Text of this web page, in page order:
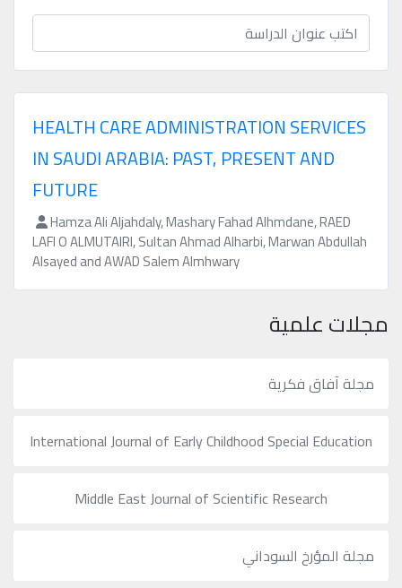
Mejsp.com
HEALTH CARE ADMINISTRATION SERVICES
IN SAUDI ARABIA: PAST, PRESENT AND
FUTURE
Hamza Ali Aljahdaly, Mashary Fahad Alhmdane, RAED
LAFI O ALMUTAIRI, Sultan Ahmad Alharbi, Marwan Abdullah
Alsayed and AWAD Salem Almhwary
مجلات علمية
مجلة آفاق فكرية
International Journal of Early Childhood Special Education
Middle East Journal of Scientific Research
مجلة المؤرخ السوداني